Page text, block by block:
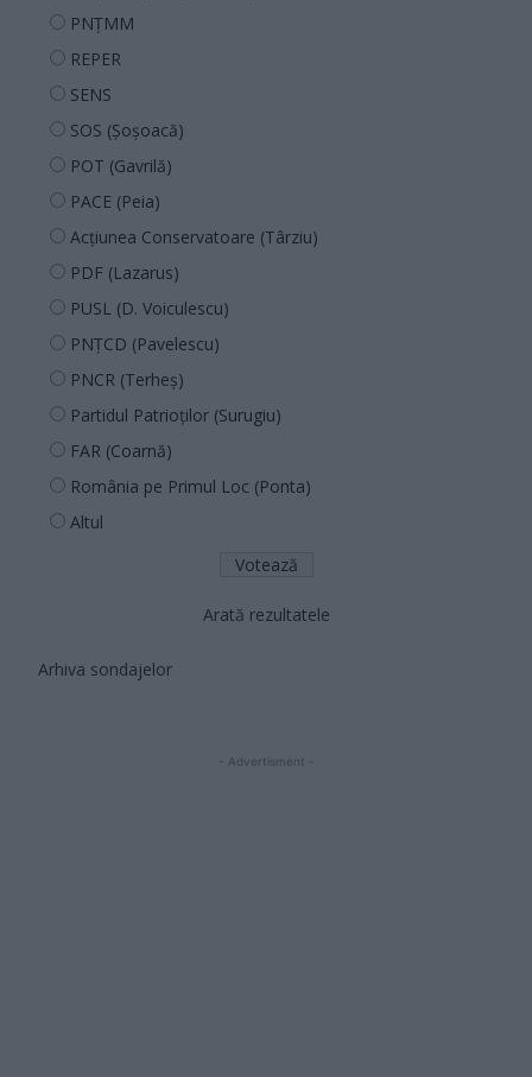
PNȚMM
REPER
SENS
SOS (Șoșoacă)
POT (Gavrilă)
PACE (Peia)
Acțiunea Conservatoare (Târziu)
PDF (Lazarus)
PUSL (D. Voiculescu)
PNȚCD (Pavelescu)
PNCR (Terheș)
Partidul Patrioților (Surugiu)
FAR (Coarnă)
România pe Primul Loc (Ponta)
Altul
Arată rezultatele
Arhiva sondajelor
- Advertisment -